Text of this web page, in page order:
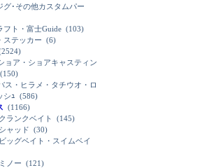
グ･その他カスタムパー
フト・富士Guide (103)
ステッカー (6)
ョア・ショアキャスティン
(150)
ス・ヒラメ・タチウオ・ロ
シｭ (586)
(1166)
クランクベイト
(145)
シャッド (30)
ビッグベイト・スイムベイ
ミノー (121)